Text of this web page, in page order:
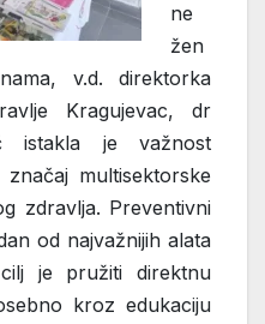
ne
žen
v.d. direktorka
Kragujevac, dr
istakla je važnost
multisektorske
zdravlja. Preventivni
od najvažnijih alata
je pružiti direktnu
kroz edukaciju